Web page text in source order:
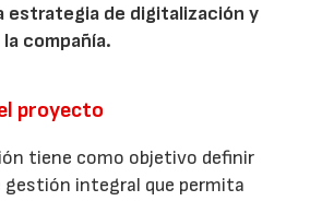
estrategia de digitalización y
compañía.
proyecto
tiene como objetivo definir
gestión integral que permita